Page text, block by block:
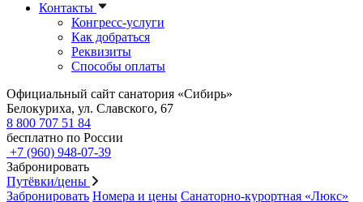
Контакты
Конгресс-услуги
Как добраться
Реквизиты
Способы оплаты
Официальный сайт санатория «Сибирь»
Белокуриха, ул. Славского, 67
8 800 707 51 84
бесплатно по России
+7 (960) 948-07-39
Забронировать
Путёвки/цены
Забронировать Номера и цены Санаторно-курортная «Люкс»